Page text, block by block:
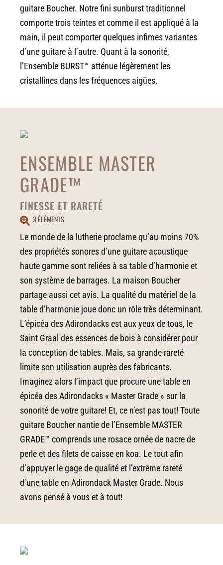
guitare Boucher. Notre fini sunburst traditionnel
comporte trois teintes et comme il est appliqué à la
main, il peut comporter quelques infimes variantes
d’une guitare à l’autre. Quant à la sonorité,
l’Ensemble BURST™ atténue légèrement les
cristallines dans les fréquences aigües.
ENSEMBLE MASTER
GRADE™
FINESSE ET RARETÉ
3 ÉLÉMENTS
Le monde de la lutherie proclame qu’au moins 70%
des propriétés sonores d’une guitare acoustique
haute gamme sont reliées à sa table d’harmonie et
son système de barrages. La maison Boucher
partage aussi cet avis. La qualité du matériel de la
table d’harmonie joue donc un rôle très déterminant.
L’épicéa des Adirondacks est aux yeux de tous, le
Saint Graal des essences de bois à considérer pour
la conception de tables. Mais, sa grande rareté
limite son utilisation auprès des fabricants.
Imaginez alors l’impact que procure une table en
épicéa des Adirondacks « Master Grade » sur la
sonorité de votre guitare! Et, ce n’est pas tout! Toute
guitare Boucher nantie de l’Ensemble MASTER
GRADE™ comprends une rosace ornée de nacre de
perle et des filets de caisse en koa. Le tout afin
d’appuyer le gage de qualité et l’extrême rareté
d’une table en Adirondack Master Grade. Nous
avons pensé à vous et à tout!